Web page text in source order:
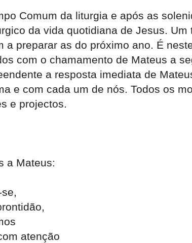
Comum da liturgia e após as
da vida quotidiana de Jesus.
a preparar as do próximo ano. É
com o chamamento de Mateus a
a resposta imediata de
e com cada um de nós. Todos os
e projectos.
a Mateus:
atenção